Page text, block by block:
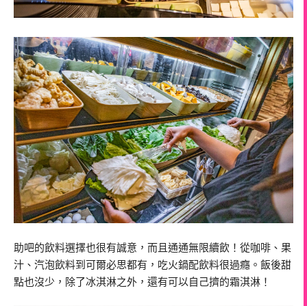
助吧的飲料選擇也很有誠意，而且通通無限續飲！從咖啡、果
汁、汽泡飲料到可爾必思都有，吃火鍋配飲料很過癮。飯後甜
點也沒少，除了冰淇淋之外，還有可以自己擠的霜淇淋！